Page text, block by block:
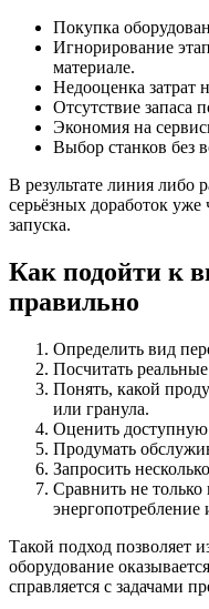
Покупка
Игнорирование
материале.
Недооценка затрат
Отсутствие запаса
Экономия на
Выбор станков без
В результате линия либо
серьёзных доработок уже
запуска.
Как подойти к
правильно
Определить вид
Посчитать
Понять, какой
или гранула.
Оценить доступную
Продумать
Запросить
Сравнить не только
энергопотребление
Такой подход позволяет
оборудование
справляется с задачами